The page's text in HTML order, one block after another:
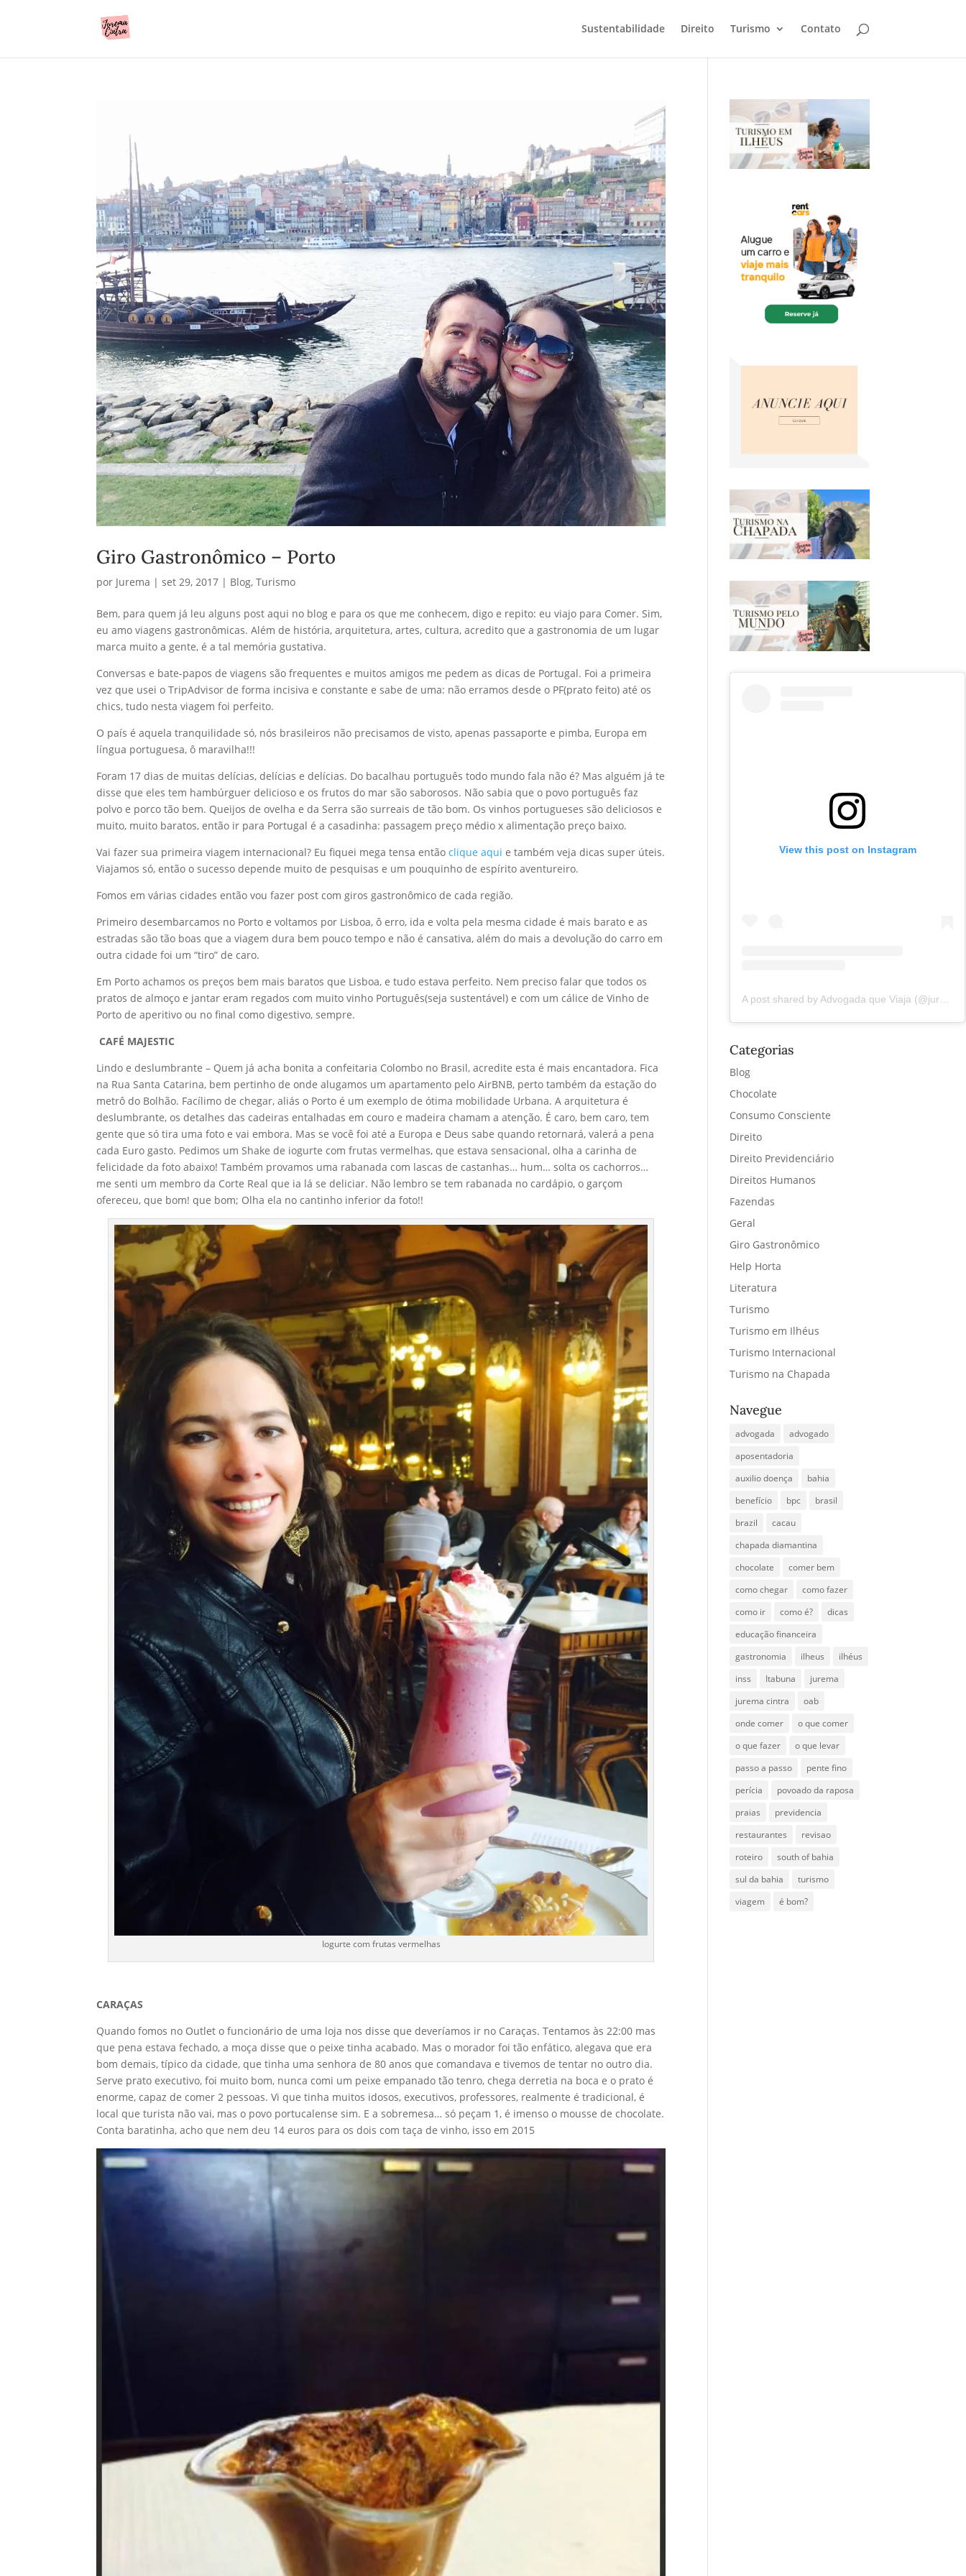
Sustentabilidade Direito Turismo Contato
Giro Gastronômico – Porto
por Jurema |set 29, 2017 | Blog,Turismo
Bem, para quem já leu alguns post aqui no blog e para os que me conhecem, digo e repito: eu viajo para Comer. Sim,
eu amo viagens gastronômicas. Além de história, arquitetura, artes, cultura, acredito que a gastronomia de um lugar
marca muito a gente, é a tal memória gustativa.
Conversas e bate-papos de viagens são frequentes e muitos amigos me pedem as dicas de Portugal. Foi a primeira
vez que usei o TripAdvisor de forma incisiva e constante e sabe de uma: não erramos desde o PF(prato feito) até os
chics, tudo nesta viagem foi perfeito.
O país é aquela tranquilidade só, nós brasileiros não precisamos de visto, apenas passaporte e pimba, Europa em
língua portuguesa, ô maravilha!!!
Foram 17 dias de muitas delícias, delícias e delícias. Do bacalhau português todo mundo fala não é? Mas alguém já te
disse que eles tem hambúrguer delicioso e os frutos do mar são saborosos. Não sabia que o povo português faz
polvo e porco tão bem. Queijos de ovelha e da Serra são surreais de tão bom. Os vinhos portugueses são deliciosos e
muito, muito baratos, então ir para Portugal é a casadinha: passagem preço médio x alimentação preço baixo.
Vai fazer sua primeira viagem internacional? Eu fiquei mega tensa entãoclique aqui e também veja dicas super úteis.
Viajamos só, então o sucesso depende muito de pesquisas e um pouquinho de espírito aventureiro.
Fomos em várias cidades então vou fazer post com giros gastronômico de cada região.
Primeiro desembarcamos no Porto e voltamos por Lisboa, ô erro, ida e volta pela mesma cidade é mais barato e as
estradas são tão boas que a viagem dura bem pouco tempo e não é cansativa, além do mais a devolução do carro em
outra cidade foi um “tiro” de caro.
Em Porto achamos os preços bem mais baratos que Lisboa, e tudo estava perfeito. Nem preciso falar que todos os
pratos de almoço e jantar eram regados com muito vinho Português(seja sustentável) e com um cálice de Vinho de
Porto de aperitivo ou no final como digestivo, sempre.
CAFÉ MAJESTIC
Lindo e deslumbrante – Quem já acha bonita a confeitaria Colombo no Brasil, acredite esta é mais encantadora. Fica
na Rua Santa Catarina, bem pertinho de onde alugamos um apartamento pelo AirBNB, perto também da estação do
metrô do Bolhão. Facílimo de chegar, aliás o Porto é um exemplo de ótima mobilidade Urbana. A arquitetura é
deslumbrante, os detalhes das cadeiras entalhadas em couro e madeira chamam a atenção. É caro, bem caro, tem
gente que só tira uma foto e vai embora. Mas se você foi até a Europa e Deus sabe quando retornará, valerá a pena
cada Euro gasto. Pedimos um Shake de iogurte com frutas vermelhas, que estava sensacional, olha a carinha de
felicidade da foto abaixo! Também provamos uma rabanada com lascas de castanhas… hum… solta os cachorros…
me senti um membro da Corte Real que ia lá se deliciar. Não lembro se tem rabanada no cardápio, o garçom
ofereceu, que bom! que bom; Olha ela no cantinho inferior da foto!!
Iogurte com frutas vermelhas
CARAÇAS
Quando fomos no Outlet o funcionário de uma loja nos disse que deveríamos ir no Caraças. Tentamos às 22:00 mas
que pena estava fechado, a moça disse que o peixe tinha acabado. Mas o morador foi tão enfático, alegava que era
bom demais, típico da cidade, que tinha uma senhora de 80 anos que comandava e tivemos de tentar no outro dia.
Serve prato executivo, foi muito bom, nunca comi um peixe empanado tão tenro, chega derretia na boca e o prato é
enorme, capaz de comer 2 pessoas. Vi que tinha muitos idosos, executivos, professores, realmente é tradicional, é
local que turista não vai, mas o povo portucalense sim. E a sobremesa… só peçam 1, é imenso o mousse de chocolate.
Conta baratinha, acho que nem deu 14 euros para os dois com taça de vinho, isso em 2015
View this post on Instagram
A post shared by Advogada que Viaja (@juremacintra)
Categorias
Blog
Chocolate
Consumo Consciente
Direito
Direito Previdenciário
Direitos Humanos
Fazendas
Geral
Giro Gastronômico
Help Horta
Literatura
Turismo
Turismo em Ilhéus
Turismo Internacional
Turismo na Chapada
Navegue
advogada
advogado
aposentadoria
auxilio doença
bahia
benefício
bpc
brasil
brazil
cacau
chapada diamantina
chocolate
comer bem
como chegar
como fazer
como ir
como é?
dicas
educação financeira
gastronomia
ilheus
ilhéus
inss
Itabuna
jurema
jurema cintra
oab
onde comer
o que comer
o que fazer
o que levar
passo a passo
pente fino
perícia
povoado da raposa
praias
previdencia
restaurantes
revisao
roteiro
south of bahia
sul da bahia
turismo
viagem
é bom?